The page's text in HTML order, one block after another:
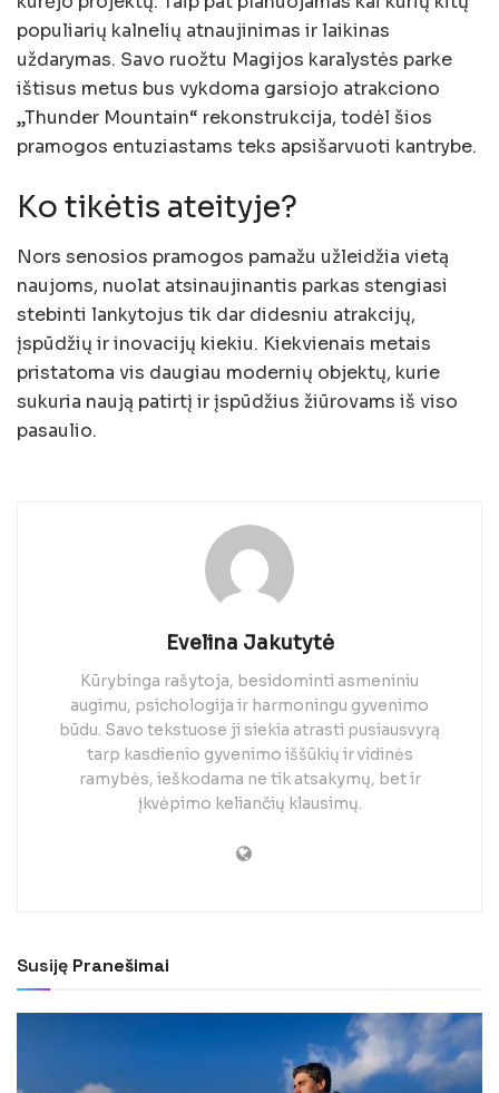
populiarių kalnelių atnaujinimas ir laikinas
uždarymas. Savo ruožtu Magijos karalystės parke
ištisus metus bus vykdoma garsiojo atrakciono
„Thunder Mountain“ rekonstrukcija, todėl šios
pramogos entuziastams teks apsišarvuoti kantrybe.
Ko tikėtis ateityje?
Nors senosios pramogos pamažu užleidžia vietą
naujoms, nuolat atsinaujinantis parkas stengiasi
stebinti lankytojus tik dar didesniu atrakcijų,
įspūdžių ir inovacijų kiekiu. Kiekvienais metais
pristatoma vis daugiau modernių objektų, kurie
sukuria naują patirtį ir įspūdžius žiūrovams iš viso
pasaulio.
Evelina Jakutytė
Kūrybinga rašytoja, besidominti asmeniniu
augimu, psichologija ir harmoningu gyvenimo
būdu. Savo tekstuose ji siekia atrasti pusiausvyrą
tarp kasdienio gyvenimo iššūkių ir vidinės
ramybės, ieškodama ne tik atsakymų, bet ir
įkvėpimo keliančių klausimų.
Susiję Pranešimai